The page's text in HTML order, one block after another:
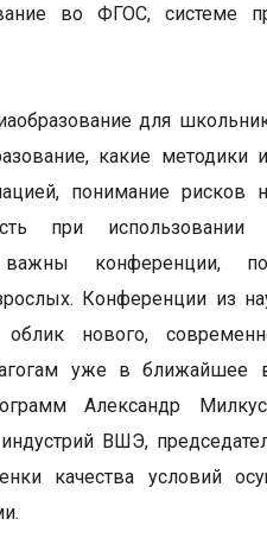
во ФГОС, системе
для
какие методики
понимание рисков
при
конференции,
Конференции из
нового,
уже в ближайшее
Александр
ВШЭ,
качества условий